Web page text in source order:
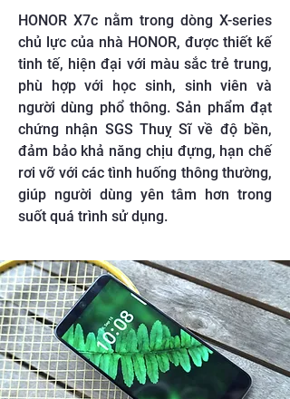
HONOR X7c nằm trong dòng X-series
chủ lực của nhà HONOR, được thiết kế
tinh tế, hiện đại với màu sắc trẻ trung,
phù hợp với học sinh, sinh viên và
người dùng phổ thông. Sản phẩm đạt
chứng nhận SGS Thuỵ Sĩ về độ bền,
đảm bảo khả năng chịu đựng, hạn chế
rơi vỡ với các tình huống thông thường,
giúp người dùng yên tâm hơn trong
suốt quá trình sử dụng.